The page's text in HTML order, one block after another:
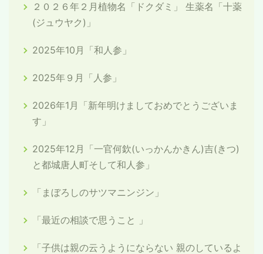
２０２６年２月植物名「ドクダミ」 生薬名「十薬
(ジュウヤク)」
2025年10月「和人参」
2025年９月「人参」
2026年1月「新年明けましておめでとうございま
す」
2025年12月「一官何欽(いっかんかきん)吉(きつ)
と都城唐人町そして和人参」
「まぼろしのサツマニンジン」
「最近の相談で思うこと 」
「子供は親の云うようにならない 親のしているよ